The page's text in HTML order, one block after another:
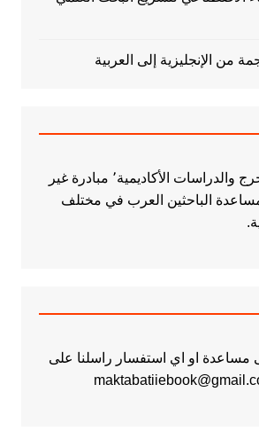
من الإنجليزية إلى العربية
قاعدة مذرات التخرج والدراسات الأكاديمية٬ مبادرة غير
الباحثين العرب في مختلف
مساعدة او اي استفسار راسلنا على